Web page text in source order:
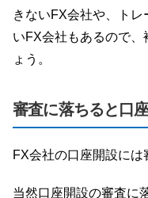
きないFX会社や、ト
いFX会社もあるので、
ょう。
審査に落ちると口
FX会社の口座開設には
当然口座開設の審査に